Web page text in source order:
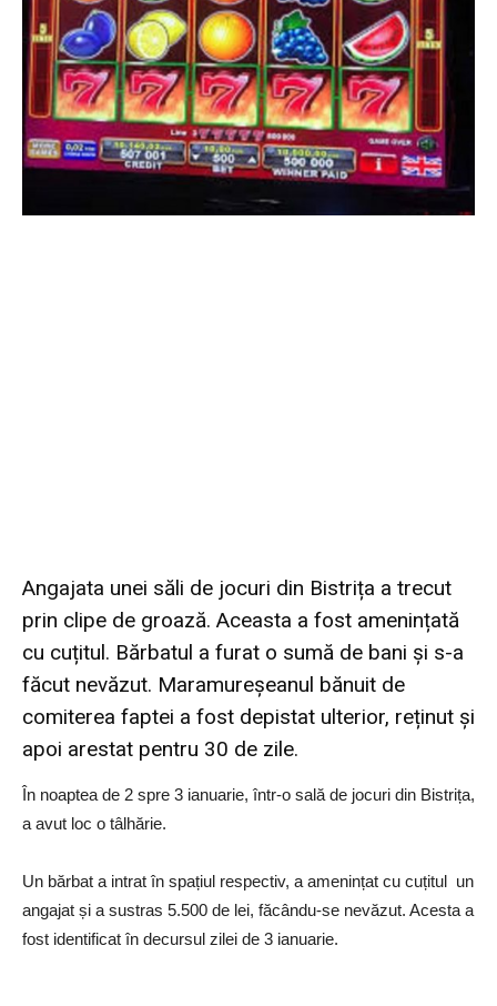
Angajata unei săli de jocuri din Bistrița a trecut
prin clipe de groază. Aceasta a fost amenințată
cu cuțitul. Bărbatul a furat o sumă de bani și s-a
făcut nevăzut. Maramureșeanul bănuit de
comiterea faptei a fost depistat ulterior, reținut și
apoi arestat pentru 30 de zile.
În noaptea de 2 spre 3 ianuarie, într-o sală de jocuri din Bistrița,
a avut loc o tâlhărie.
Un bărbat a intrat în spațiul respectiv, a amenințat cu cuțitul un
angajat și a sustras 5.500 de lei, făcându-se nevăzut. Acesta a
fost identificat în decursul zilei de 3 ianuarie.